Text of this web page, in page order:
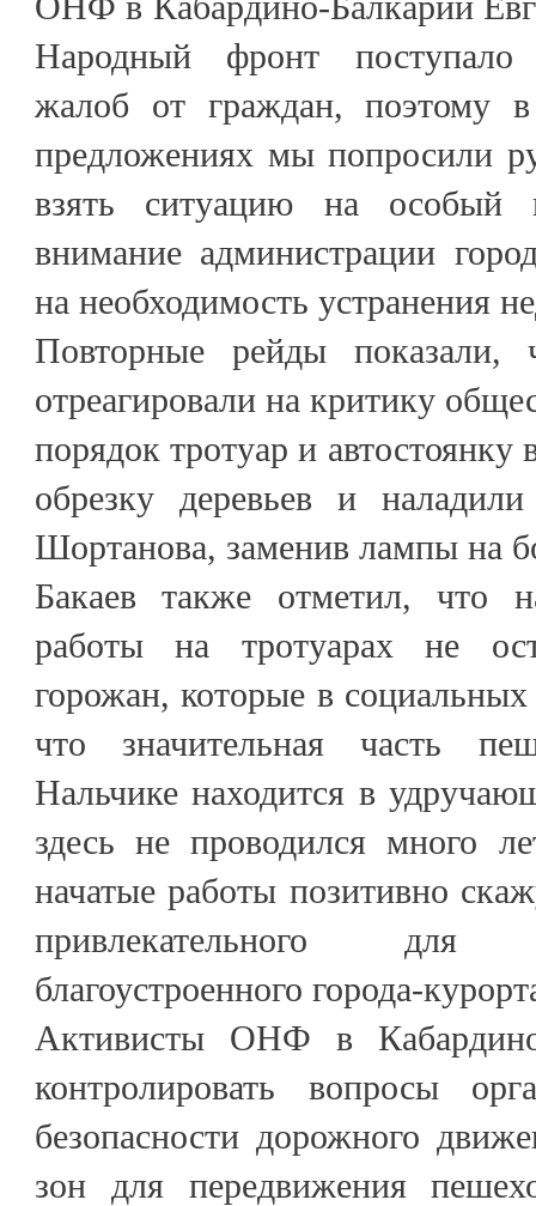
Народный фронт поступало
жалоб от граждан, поэтому
предложениях мы попросили
взять ситуацию на особый
внимание администрации
на необходимость устранения
Повторные рейды показали,
отреагировали на критику
порядок тротуар и
обрезку деревьев и
Шортанова, заменив лампы на
Бакаев также отметил, что
работы на тротуарах не
горожан, которые в социальных
что значительная часть
Нальчике находится в
здесь не проводился много
начатые работы позитивно
привлекательного для
благоустроенного города-
Активисты ОНФ в
контролировать вопросы
безопасности дорожного
зон для передвижения